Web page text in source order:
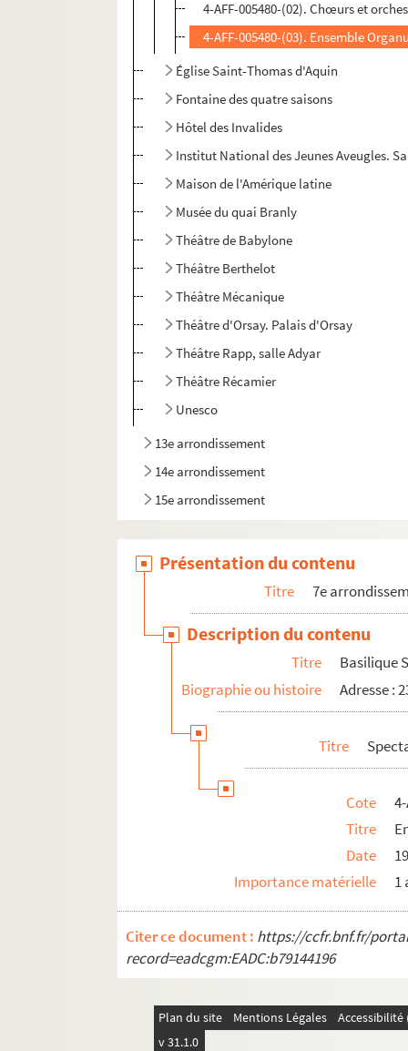
4-AFF-005480-(02). Chœurs et
4-AFF-005480-(03). Ensemble
Église Saint-Thomas d'Aquin
Fontaine des quatre saisons
Hôtel des Invalides
Institut National des Jeunes Aveugles.
Maison de l'Amérique latine
Musée du quai Branly
Théâtre de Babylone
Théâtre Berthelot
Théâtre Mécanique
Théâtre d'Orsay. Palais d'Orsay
Théâtre Rapp, salle Adyar
Théâtre Récamier
Unesco
13e arrondissement
14e arrondissement
15e arrondissement
Présentation du contenu
Titre 7e
Description du contenu
Titre
Basilique
Biographie ou histoire
Adresse :
Titre
Cote
Titre
Date
Importance matérielle
1
Citer ce document : https://ccfr.bnf.fr/
record=eadcgm:EADC:b79144196
Plan du site Mentions Légales
v 31.1.0